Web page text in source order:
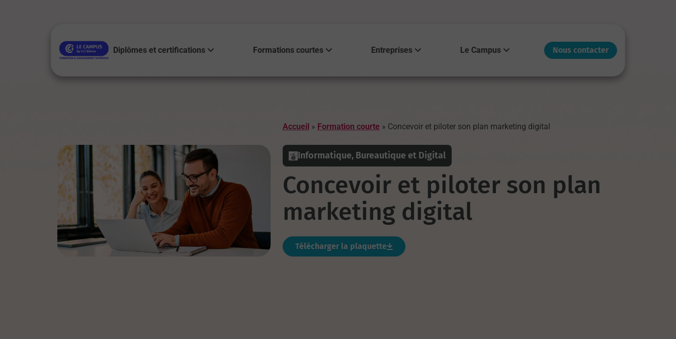
Diplômes et certifications Formations courtes Entreprises Le Campus Nous contacter
Accueil » Formation courte » Concevoir et piloter son plan marketing digital
Informatique, Bureautique et Digital
Concevoir et piloter son plan
marketing digital
Télécharger la plaquette